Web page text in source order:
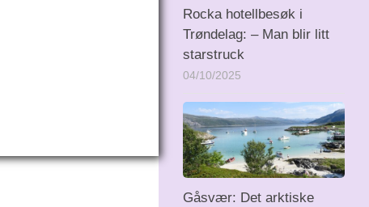
Rocka hotellbesøk i
Trøndelag: – Man blir litt
starstruck
04/10/2025
Gåsvær: Det arktiske